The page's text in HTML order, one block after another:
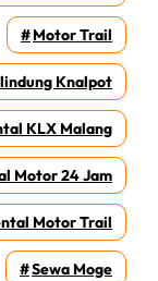
Motor Trail
Knalpot
KLX Malang
Motor 24 Jam
Motor Trail
Sewa Moge